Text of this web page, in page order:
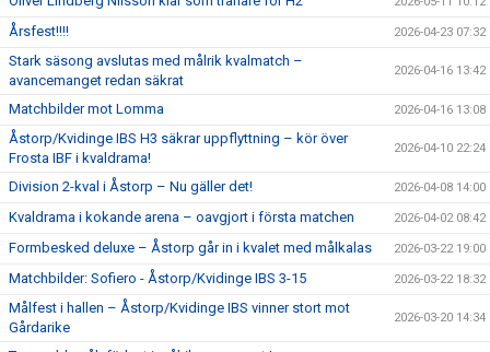
Årsfest!!!! 2026-04-23 07:32
Stark säsong avslutas med målrik kvalmatch –
avancemanget redan säkrat
2026-04-16 13:42
Matchbilder mot Lomma 2026-04-16 13:08
Åstorp/Kvidinge IBS H3 säkrar uppflyttning – kör över
Frosta IBF i kvaldrama!
2026-04-10 22:24
Division 2-kval i Åstorp – Nu gäller det! 2026-04-08 14:00
Kvaldrama i kokande arena – oavgjort i första matchen 2026-04-02 08:42
Formbesked deluxe – Åstorp går in i kvalet med målkalas 2026-03-22 19:00
Matchbilder: Sofiero - Åstorp/Kvidinge IBS 3-15 2026-03-22 18:32
Målfest i hallen – Åstorp/Kvidinge IBS vinner stort mot
Gårdarike
2026-03-20 14:34